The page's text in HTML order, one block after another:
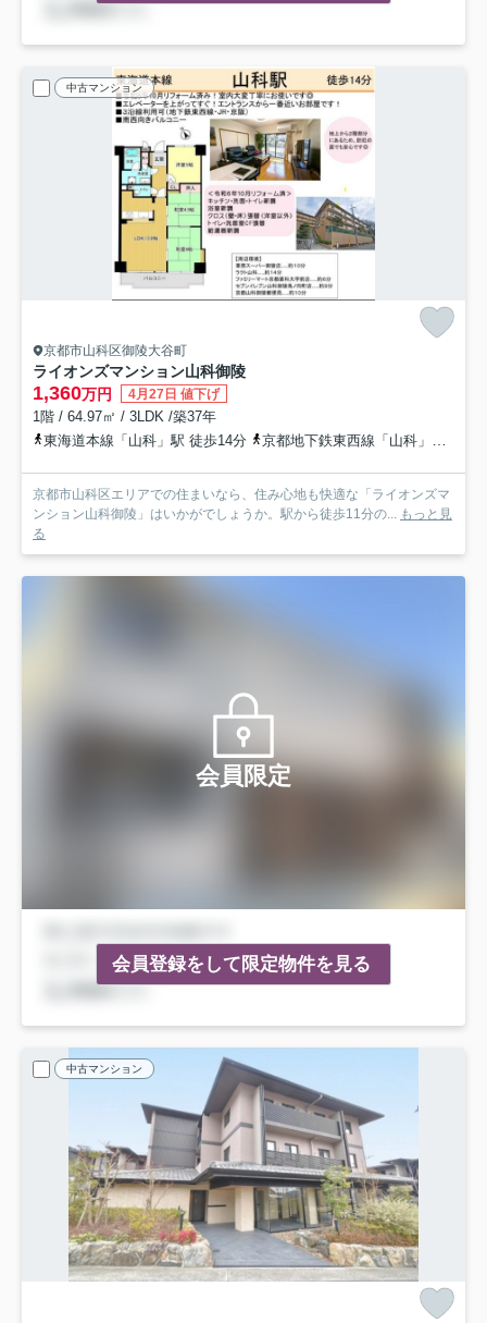
中古マンション
京都市山科区御陵大谷町
ライオンズマンション山科御陵
1,360万円 4月27日 値下げ
1階 / 64.97㎡ / 3LDK /築37年
東海道本線「山科」駅 徒歩14分
京都地下鉄東西線「山科」駅 徒歩13分
京都市山科区エリアでの住まいなら、住み心地も快適な「ライオンズマ
ンション山科御陵」はいかがでしょうか。駅から徒歩11分の... もっと見
る
会員限定
会員登録をして限定物件を見る
中古マンション